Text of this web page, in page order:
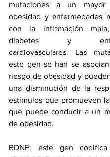
mutaciones a un
obesidad y enfermedades
con la inflamación
diabetes y
cardiovasculares. Las
este gen se han se
riesgo de obesidad y
una disminución de la
estímulos que promueven
que puede conducir a un
de obesidad.
BDNF: este gen